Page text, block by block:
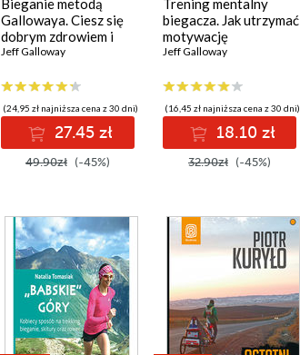
Bieganie metodą
Gallowaya. Ciesz się
dobrym zdrowiem i
doskonałą formą!
Jeff Galloway
(24,95 zł najniższa cena z 30 dni)
27.45 zł
49.90zł (-45%)
Trening mentalny
biegacza. Jak utrzymać
motywację
Jeff Galloway
(16,45 zł najniższa cena z 30 dni)
18.10 zł
32.90zł (-45%)